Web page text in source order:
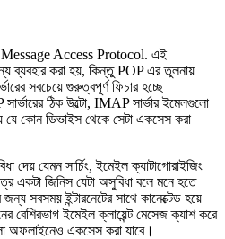
Access Protocol. এই
ব্যবহার করা হয়, কিন্তু POP এর তুলনায়
সবচেয়ে গুরুত্বপূর্ণ ফিচার হচ্ছে
ঠিক উল্টো, IMAP সার্ভার ইমেলগুলো
যে কোন ডিভাইস থেকে সেটা একসেস করা
দেয় যেমন সার্চিং, ইমেইল ক্যাটাগোরাইজিং
একটা জিনিস যেটা অসুবিধা বলে মনে হতে
সবসময় ইন্টারনেটের সাথে কানেক্টেড হয়ে
বেশিরভাগ ইমেইল ক্লায়েন্ট মেসেজ ক্যাশ করে
অফলাইনেও একসেস করা যাবে।